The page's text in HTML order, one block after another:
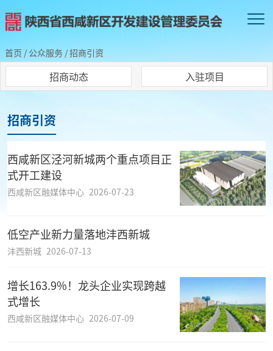
首页 / 公众服务 /招商引资
招商动态 入驻项目
招商引资
西咸新区泾河新城两个重点项目正
式开工建设
西咸新区融媒体中心 2026-07-23
低空产业新力量落地沣西新城
沣西新城 2026-07-13
增长163.9%！龙头企业实现跨越
式增长
西咸新区融媒体中心 2026-07-09